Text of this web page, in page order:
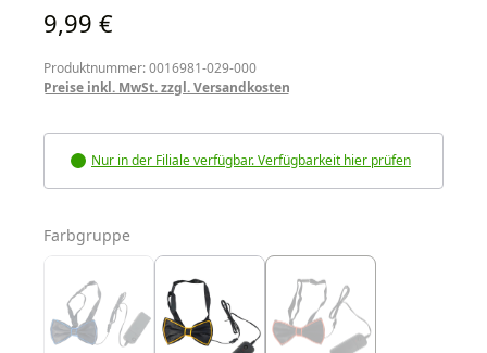
Regulärer Preis:
9,99 €
Produktnummer: 0016981-029-000
Preise inkl. MwSt. zzgl. Versandkosten
Nur in der Filiale verfügbar. Verfügbarkeit hier prüfen
Farbgruppe